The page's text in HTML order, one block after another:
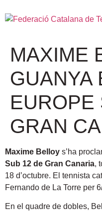
MAXIME
GUANYA
EUROPE
GRAN
Maxime Belloy s’ha
Sub 12 de Gran Canaria,
18 d’octubre. El tennista
Fernando de La Torre per
En el quadre de dobles,